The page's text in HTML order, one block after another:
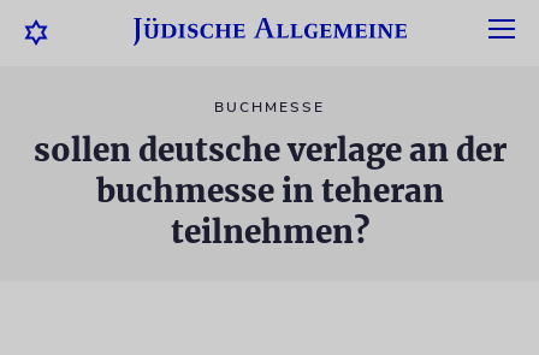
BUCHMESSE
sollen deutsche verlage an der
buchmesse in teheran
teilnehmen?